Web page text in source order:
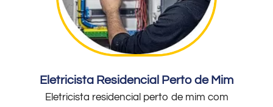
Eletricista Residencial Perto de Mim
Eletricista residencial perto de mim com